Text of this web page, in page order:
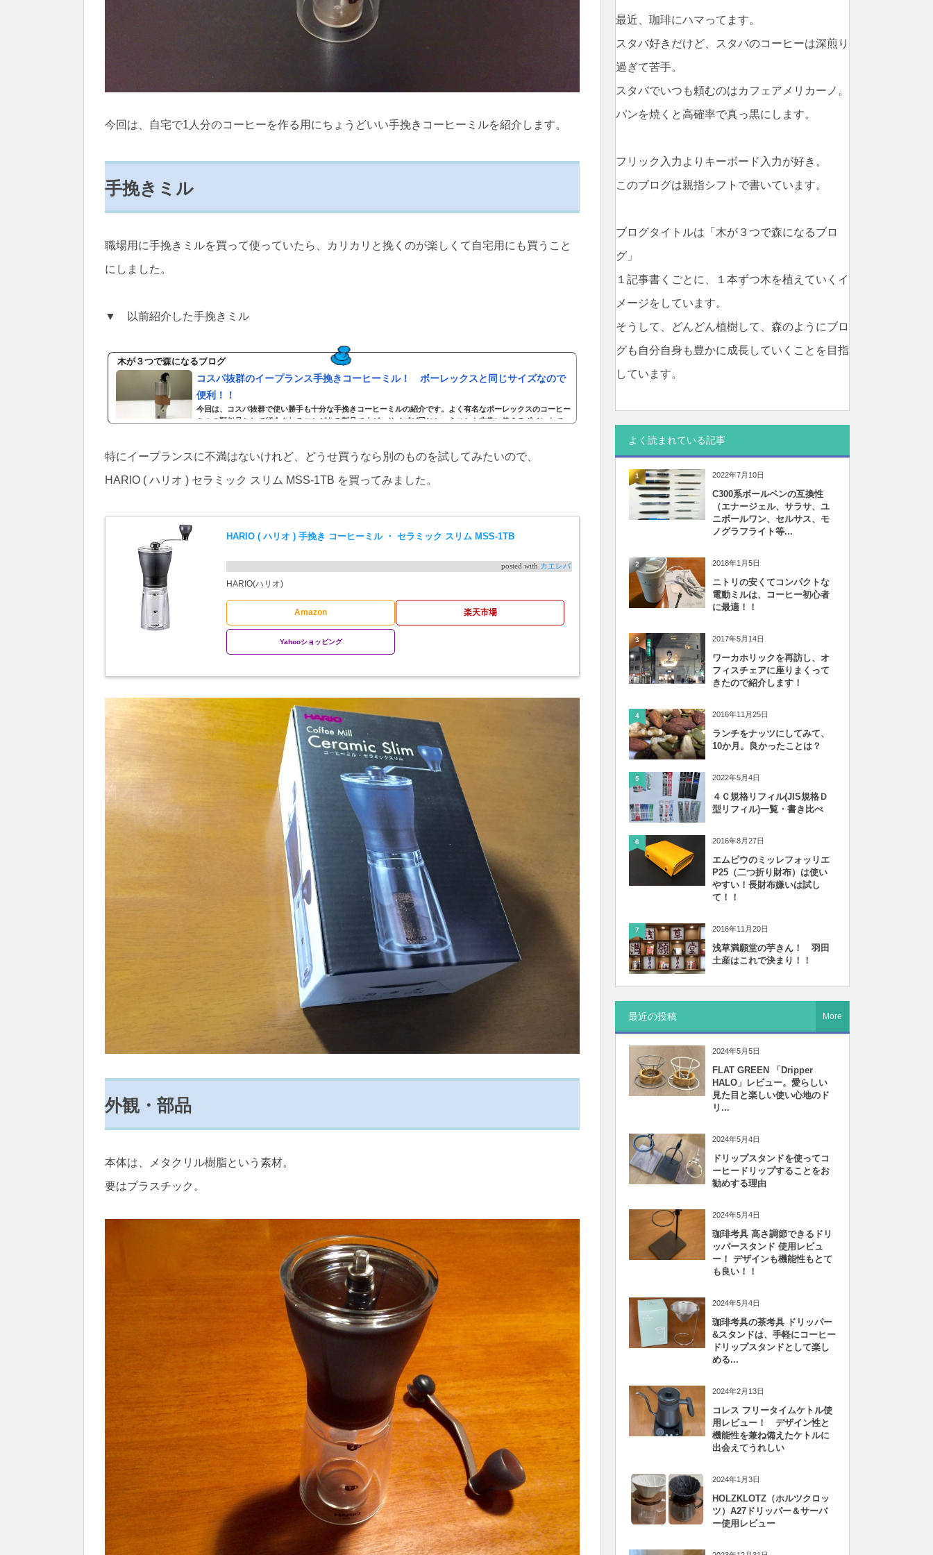
今回は、自宅で1人分のコーヒーを作る用にちょうどいい手挽きコーヒーミルを紹介します。
手挽きミル
職場用に手挽きミルを買って使っていたら、カリカリと挽くのが楽しくて自宅用にも買うこと
にしました。
▼ 以前紹介した手挽きミル
木が３つで森になるブログ
コスパ抜群のイープランス手挽きコーヒーミル！ ポーレックスと同じサイズなので
便利！！
今回は、コスパ抜群で使い勝手も十分な手挽きコーヒーミルの紹介です。よく有名なポーレックスのコーヒー
ミルの類似品として紹介されることがある製品ですが、サイズが同じということも非常に使えるポイントで
ミルの大きな違いは、手挽きか電動かの違い。おすすめしたい電動ミルは記事の最後にリンクを貼っていま
特にイープランスに不満はないけれど、どうせ買うなら別のものを試してみたいので、
HARIO ( ハリオ ) セラミック スリム MSS-1TB を買ってみました。
HARIO ( ハリオ ) 手挽き コーヒーミル ・ セラミック スリム MSS-1TB
posted with カエレバ
HARIO(ハリオ)
Amazon 楽天市場
Yahooショッピング
外観・部品
本体は、メタクリル樹脂という素材。
要はプラスチック。
最近、珈琲にハマってます。
スタバ好きだけど、スタバのコーヒーは深煎り
過ぎて苦手。
スタバでいつも頼むのはカフェアメリカーノ。
パンを焼くと高確率で真っ黒にします。
フリック入力よりキーボード入力が好き。
このブログは親指シフトで書いています。
ブログタイトルは「木が３つで森になるブロ
グ」
１記事書くごとに、１本ずつ木を植えていくイ
メージをしています。
そうして、どんどん植樹して、森のようにブロ
グも自分自身も豊かに成長していくことを目指
しています。
よく読まれている記事
1 2022年7月10日
C300系ボールペンの互換性
（エナージェル、サラサ、ユ
ニボールワン、セルサス、モ
ノグラフライト等...
2 2018年1月5日
ニトリの安くてコンパクトな
電動ミルは、コーヒー初心者
に最適！！
3 2017年5月14日
ワーカホリックを再訪し、オ
フィスチェアに座りまくって
きたので紹介します！
4 2016年11月25日
ランチをナッツにしてみて、
10か月。良かったことは？
5 2022年5月4日
４Ｃ規格リフィル(JIS規格Ｄ
型リフィル)一覧・書き比べ
6 2016年8月27日
エムピウのミッレフォッリエ
P25（二つ折り財布）は使い
やすい！長財布嫌いは試し
て！！
7 2016年11月20日
浅草満願堂の芋きん！ 羽田
土産はこれで決まり！！
最近の投稿
2024年5月5日
FLAT GREEN 「Dripper
HALO」レビュー。愛らしい
見た目と楽しい使い心地のド
リ...
2024年5月4日
ドリップスタンドを使ってコ
ーヒードリップすることをお
勧めする理由
2024年5月4日
珈琲考具 高さ調節できるドリ
ッパースタンド 使用レビュ
ー！ デザインも機能性もとて
も良い！！
2024年5月4日
珈琲考具の茶考具 ドリッパー
&スタンドは、手軽にコーヒー
ドリップスタンドとして楽し
める...
2024年2月13日
コレス フリータイムケトル使
用レビュー！ デザイン性と
機能性を兼ね備えたケトルに
出会えてうれしい
2024年1月3日
HOLZKLOTZ（ホルツクロッ
ツ）A27ドリッパー＆サーバ
ー使用レビュー
More